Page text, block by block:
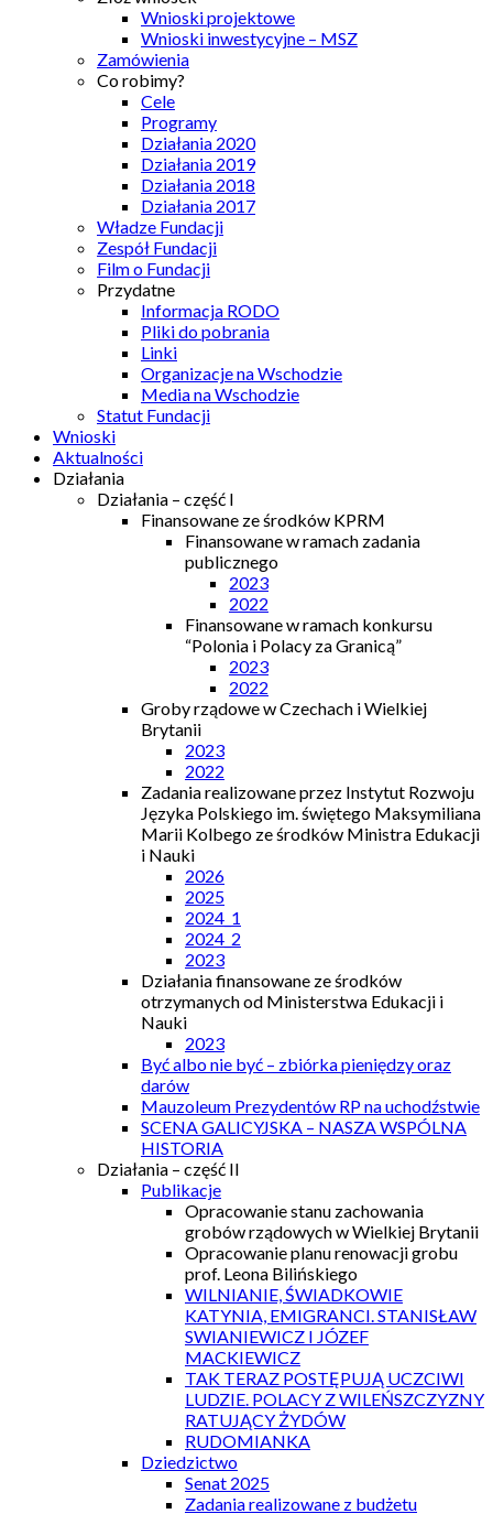
Wnioski projektowe
Wnioski inwestycyjne – MSZ
Zamówienia
Co robimy?
Cele
Programy
Działania 2020
Działania 2019
Działania 2018
Działania 2017
Władze Fundacji
Zespół Fundacji
Film o Fundacji
Przydatne
Informacja RODO
Pliki do pobrania
Linki
Organizacje na Wschodzie
Media na Wschodzie
Statut Fundacji
Wnioski
Aktualności
Działania
Działania – część I
Finansowane ze środków KPRM
Finansowane w ramach zadania
publicznego
2023
2022
Finansowane w ramach konkursu
“Polonia i Polacy za Granicą”
2023
2022
Groby rządowe w Czechach i Wielkiej
Brytanii
2023
2022
Zadania realizowane przez Instytut Rozwoju
Języka Polskiego im. świętego Maksymiliana
Marii Kolbego ze środków Ministra Edukacji
i Nauki
2026
2025
2024_1
2024_2
2023
Działania finansowane ze środków
otrzymanych od Ministerstwa Edukacji i
Nauki
2023
Być albo nie być – zbiórka pieniędzy oraz
darów
Mauzoleum Prezydentów RP na uchodźstwie
SCENA GALICYJSKA – NASZA WSPÓLNA
HISTORIA
Działania – część II
Publikacje
Opracowanie stanu zachowania
grobów rządowych w Wielkiej Brytanii
Opracowanie planu renowacji grobu
prof. Leona Bilińskiego
WILNIANIE, ŚWIADKOWIE
KATYNIA, EMIGRANCI. STANISŁAW
SWIANIEWICZ I JÓZEF
MACKIEWICZ
TAK TERAZ POSTĘPUJĄ UCZCIWI
LUDZIE. POLACY Z WILEŃSZCZYZNY
RATUJĄCY ŻYDÓW
RUDOMIANKA
Dziedzictwo
Senat 2025
Zadania realizowane z budżetu